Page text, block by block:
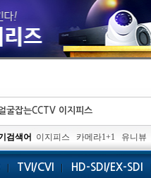
검색어 이지피스 카메라1+1 유니뷰
TVI/CVI HD-SDI/EX-SDI